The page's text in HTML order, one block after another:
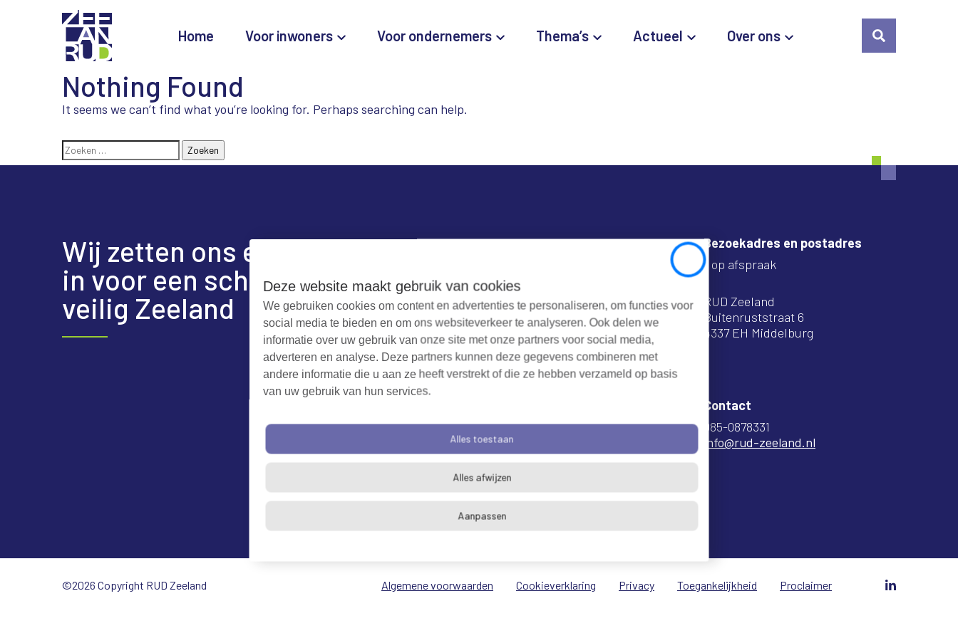
Close
Deze website maakt gebruik van cookies
We gebruiken cookies om content en advertenties te personaliseren, om functies voor
social media te bieden en om ons websiteverkeer te analyseren. Ook delen we
informatie over uw gebruik van onze site met onze partners voor social media,
adverteren en analyse. Deze partners kunnen deze gegevens combineren met
andere informatie die u aan ze heeft verstrekt of die ze hebben verzameld op basis
van uw gebruik van hun services.
Alles toestaan
Alles afwijzen
Aanpassen
Home Voor inwoners Voor ondernemers Thema’s Actueel Over ons
Nothing Found
It seems we can’t find what you’re looking for. Perhaps searching can help.
Zoeken
naar:
Wij zetten ons elke dag
in voor een schoon en
veilig Zeeland
Werken bij RUD Zeeland
Milieuklacht melden
Bezoekadres en postadres
* op afspraak
RUD Zeeland
Buitenruststraat 6
4337 EH Middelburg
Contact
085-0878331
info@rud-zeeland.nl
©2026 Copyright RUD Zeeland Algemene voorwaarden Cookieverklaring Privacy Toegankelijkheid Proclaimer